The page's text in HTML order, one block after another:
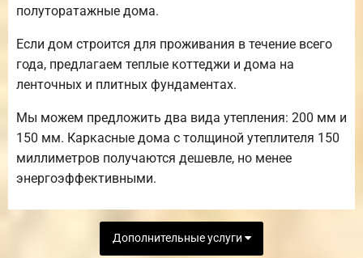
полуторатажные дома.
Если дом строится для проживания в течение всего
года, предлагаем теплые коттеджи и дома на
ленточных и плитных фундаментах.
Мы можем предложить два вида утепления: 200 мм и
150 мм. Каркасные дома с толщиной утеплителя 150
миллиметров получаются дешевле, но менее
энергоэффективными.
Дополнительные услуги